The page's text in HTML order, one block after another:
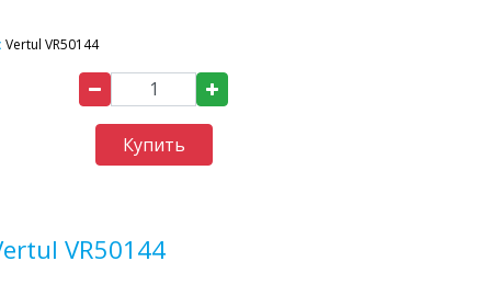
Vertul VR50144
Купить
VR50144